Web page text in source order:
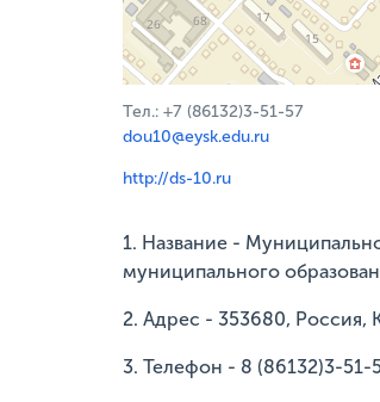
Тел.: +7 (86132)3-51-57
dou10@eysk.edu.ru
http://ds-10.ru
1. Название -
муниципального
2. Адрес - 353680, Россия,
3. Телефон - 8 (86132)3-51-